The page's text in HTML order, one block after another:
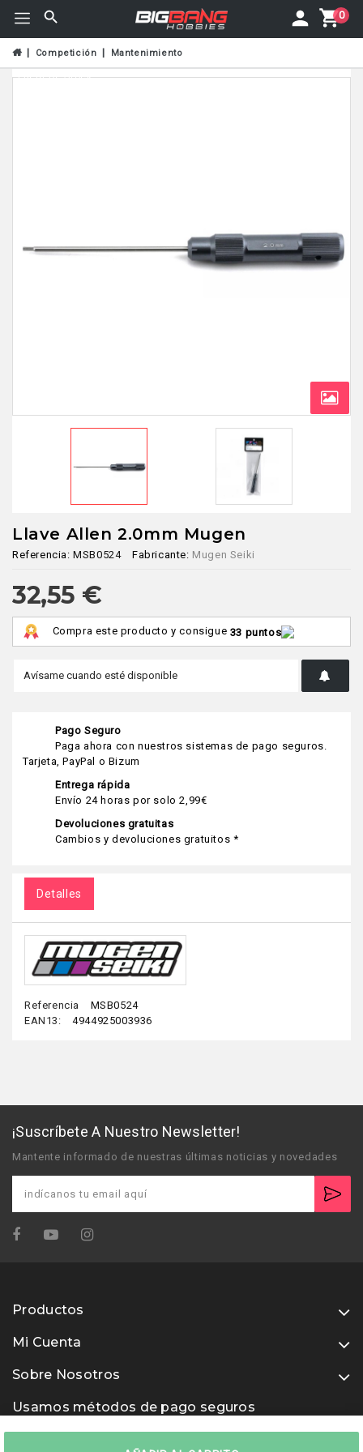
0
Competición Mantenimiento
Fuera De Stock
Llave Allen 2.0mm Mugen
Referencia: MSB0524 Fabricante: Mugen Seiki
32,55 €
Compra este producto y consigue 33 puntos
Pago Seguro
Paga ahora con nuestros sistemas de pago seguros.
Tarjeta, PayPal o Bizum
Entrega rápida
Envío 24 horas por solo 2,99€
Devoluciones gratuitas
Cambios y devoluciones gratuitos *
Detalles
Referencia
MSB0524
EAN13:
4944925003936
¡Suscríbete A Nuestro Newsletter!
Mantente informado de nuestras últimas noticias y novedades
Productos
Mi Cuenta
Sobre Nosotros
Usamos métodos de pago seguros